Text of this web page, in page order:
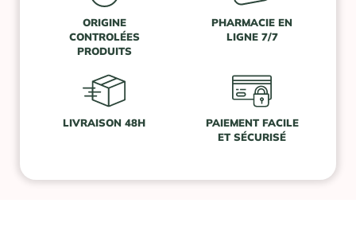
ORIGINE
CONTROLÉES
PRODUITS
PHARMACIE EN
LIGNE 7/7
LIVRAISON 48H
PAIEMENT FACILE
ET SÉCURISÉ